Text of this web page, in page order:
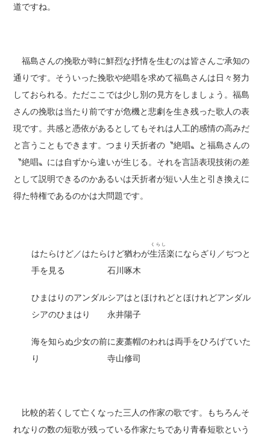
道ですね。
福島さんの挽歌が時に鮮烈な抒情を生むのは皆さんご承知の
通りです。そういった挽歌や絶唱を求めて福島さんは日々努力
しておられる。ただここでは少し別の見方をしましょう。福島
さんの挽歌は当たり前ですが危機と悲劇を生き残った歌人の表
現です。共感と憑依があるとしてもそれは人工的感情の高みだ
と言うこともできます。つまり夭折者の〝絶唱〟と福島さんの
〝絶唱〟には自ずから違いが生じる。それを言語表現技術の差
として説明できるのかあるいは夭折者が短い人生と引き換えに
得た特権であるのかは大問題です。
はたらけど／はたらけど猶わが生活
くらし
楽にならざり／ぢつと
手を見る 石川啄木
ひまはりのアンダルシアはとほけれどとほけれどアンダル
シアのひまはり 永井陽子
海を知らぬ少女の前に麦藁帽のわれは両手をひろげていた
り 寺山修司
比較的若くして亡くなった三人の作家の歌です。もちろんそ
れなりの数の短歌が残っている作家たちであり青春短歌という